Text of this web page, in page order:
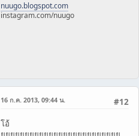
nuugo.blogspot.com
instagram.com/nuugo
#12
16 ก.ค. 2013, 09:44 น.
โอ้